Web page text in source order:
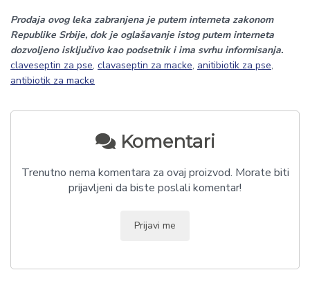
Prodaja ovog leka zabranjena je putem interneta zakonom
Republike Srbije, dok je oglašavanje istog putem interneta
dozvoljeno isključivo kao podsetnik i ima svrhu informisanja.
claveseptin za pse, clavaseptin za macke, anitibiotik za pse,
antibiotik za macke
Komentari
Trenutno nema komentara za ovaj proizvod. Morate biti
prijavljeni da biste poslali komentar!
Prijavi me